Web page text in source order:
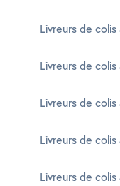
Livreurs de
Livreurs de colis
Livreurs de
Livreurs de
Livreurs de